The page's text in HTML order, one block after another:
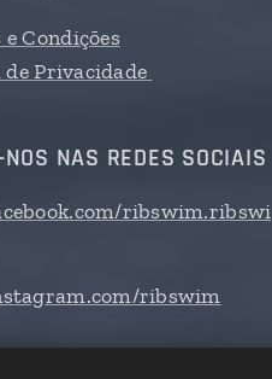
Condições
Privacidade
NOS NAS REDES SOCIAIS
ribswim.ribswi
ribswim